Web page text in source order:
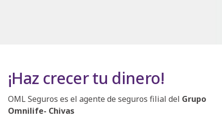
¡Haz crecer tu dinero!
OML Seguros es el agente de seguros filial del Grupo
Omnilife- Chivas